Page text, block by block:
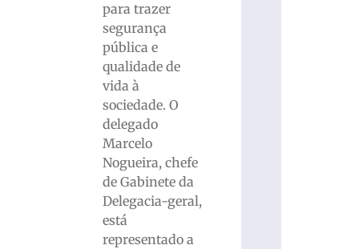
para trazer
segurança
pública e
qualidade de
vida à
sociedade. O
delegado
Marcelo
Nogueira, chefe
de Gabinete da
Delegacia-geral,
está
representado a